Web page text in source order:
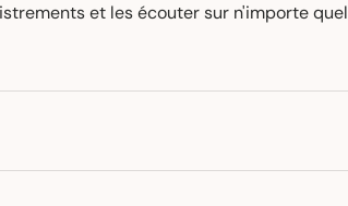
et les écouter sur n'importe quel